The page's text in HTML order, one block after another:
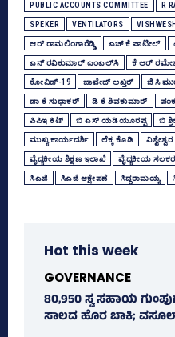
PUBLIC ACCOUNTS COMMITTEE R
SPEKER VENTILATORS
ಆರ್‌ ರಾಮಲಿಂಗಾರೆಡ್ಡಿ ಎಚ್‌ ಕೆ ಪಾಟೀಲ್‌
ಎನ್‌ ರವಿಕುಮಾರ್‌ ಎಂಎಲ್‌ಸಿ ಕೆ ಆರ್‌
ಕೋವಿಡ್‌-19 ಜಾವೇದ್‌ ಅಖ್ತರ್‌ ಜಿ ಸಿ
ಡಾ ಕೆ ಸುಧಾಕರ್‌ ಡಿ ಕೆ ಶಿವಕುಮಾರ್
ಪಿಪಿಇ ಕಿಟ್‌ ಬಿ ಎಸ್‌ ಯಡಿಯೂರಪ್ಪ ಬಿ
ಮುಖ್ಯ ಕಾರ್ಯದರ್ಶಿ ಲೆಕ್ಕ ಕೊಡಿ
ವೈದ್ಯಕೀಯ ಶಿಕ್ಷಣ ಇಲಾಖೆ ವೈದ್ಯಕೀಯ
ಸಿಎಜಿ ಸಿಎಜಿ ಆಕ್ಷೇಪಣೆ ಸಿದ್ದರಾಮಯ್ಯ
Hot this week
GOVERNANCE
80,950 ಸ್ವ ಸಹಾಯ
ಸಾಲದ ಹೊರ ಬಾಕಿ;